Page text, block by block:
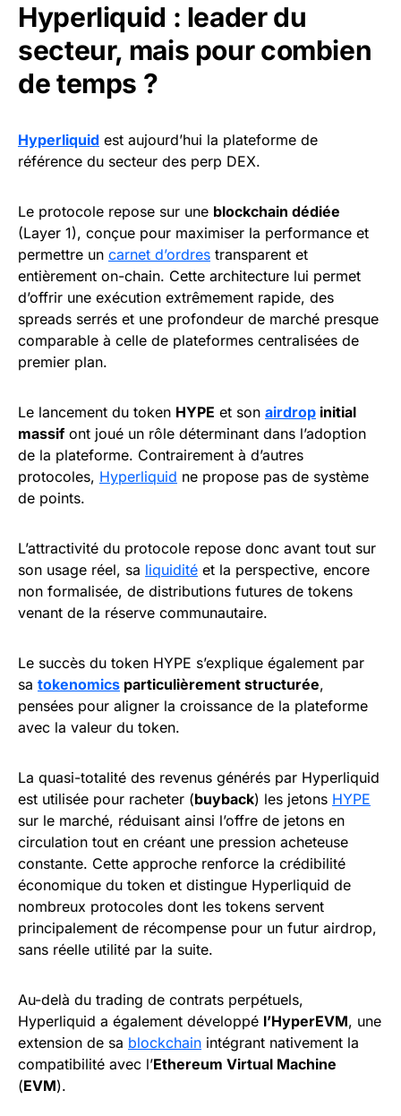
Hyperliquid : leader du
secteur, mais pour combien
de temps ?
Hyperliquid est aujourd’hui la plateforme de
référence du secteur des perp DEX.
Le protocole repose sur une blockchain dédiée
(Layer 1), conçue pour maximiser la performance et
permettre un carnet d’ordres transparent et
entièrement on-chain. Cette architecture lui permet
d’offrir une exécution extrêmement rapide, des
spreads serrés et une profondeur de marché presque
comparable à celle de plateformes centralisées de
premier plan.
Le lancement du token HYPE et son airdrop initial
massifont joué un rôle déterminant dans l’adoption
de la plateforme. Contrairement à d’autres
protocoles, Hyperliquid ne propose pas de système
de points.
L’attractivité du protocole repose donc avant tout sur
son usage réel, sa liquidité et la perspective, encore
non formalisée, de distributions futures de tokens
venant de la réserve communautaire.
Le succès du token HYPE s’explique également par
sa tokenomics particulièrement structurée,
pensées pour aligner la croissance de la plateforme
avec la valeur du token.
La quasi-totalité des revenus générés par Hyperliquid
est utilisée pour racheter (buyback) les jetons HYPE
sur le marché, réduisant ainsi l’offre de jetons en
circulation tout en créant une pression acheteuse
constante. Cette approche renforce la crédibilité
économique du token et distingue Hyperliquid de
nombreux protocoles dont les tokens servent
principalement de récompense pour un futur airdrop,
sans réelle utilité par la suite.
Au-delà du trading de contrats perpétuels,
Hyperliquid a également développé l’HyperEVM, une
extension de sa blockchain intégrant nativement la
compatibilité avec l’Ethereum Virtual Machine
(EVM).